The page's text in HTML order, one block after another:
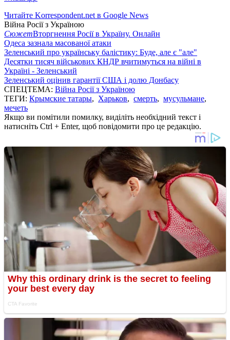
Читайте Korrespondent.net в Google News
Війна Росії з Україною
СюжетВторгнення Росії в Україну. Онлайн
Одеса зазнала масованої атаки
Зеленський про українську балістику: Буде, але є "але"
Десятки тисяч військових КНДР вчитимуться на війні в
Україні - Зеленський
Зеленський оцінив гарантії США і долю Донбасу
СПЕЦТЕМА: Війна Росії з Україною
ТЕГИ: Крымские татары, Харьков, смерть, мусульмане,
мечеть
Якщо ви помітили помилку, виділіть необхідний текст і
натисніть Ctrl + Enter, щоб повідомити про це редакцію.